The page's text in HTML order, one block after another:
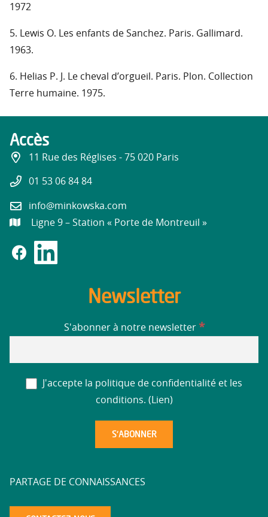
1972
5. Lewis O. Les enfants de Sanchez. Paris. Gallimard.
1963.
6. Helias P. J. Le cheval d’orgueil. Paris. Plon. Collection
Terre humaine. 1975.
Accès
11 Rue des Réglises - 75 020 Paris
01 53 06 84 84
info@minkowska.com
Ligne 9 – Station « Porte de Montreuil »
Newsletter
S'abonner à notre newsletter *
J'accepte la politique de confidentialité et les
conditions. ( Lien)
PARTAGE DE CONNAISSANCES